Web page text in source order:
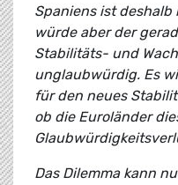
Spaniens ist deshalb
würde aber der
Stabilitäts- und
unglaubwürdig. Es
für den neues
ob die Euroländer
Das Dilemma kann